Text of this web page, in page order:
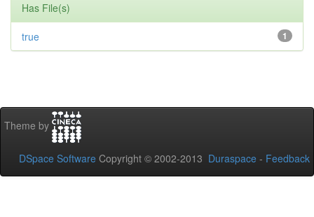
Has File(s)
1
true
Theme by
DSpace Software Copyright © 2002-2013 Duraspace - Feedback